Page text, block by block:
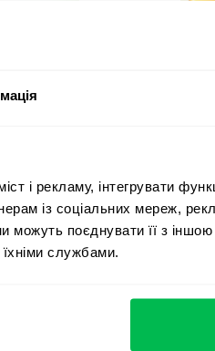
і рекламу, інтегрувати
із соціальних мереж,
поєднувати її з
службами.
Claude